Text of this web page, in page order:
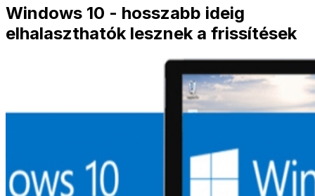
Windows 10 - hosszabb ideig
elhalaszthatók lesznek a frissítések